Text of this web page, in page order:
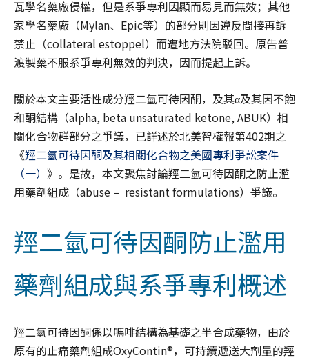
瓦學名藥廠侵權，但是系爭專利因顯而易見而無效；其他
家學名藥廠（Mylan、Epic等）的部分則因違反間接再訴
禁止（collateral estoppel）而遭地方法院駁回。原告普
渡製藥不服系爭專利無效的判決，因而提起上訴。
關於本文主要活性成分羥二氫可待因酮，及其α及其因不飽
和酮結構（alpha, beta unsaturated ketone, ABUK）相
關化合物群部分之爭議，已詳述於北美智權報第402期之
《羥二氫可待因酮及其相關化合物之美國專利爭訟案件
（一） 》。是故，本文聚焦討論羥二氫可待因酮之防止濫
用藥劑組成（abuse – resistant formulations）爭議。
羥二氫可待因酮防止濫用
藥劑組成與系爭專利概述
羥二氫可待因酮係以嗎啡結構為基礎之半合成藥物，由於
原有的止痛藥劑組成OxyContin®，可持續遞送大劑量的羥